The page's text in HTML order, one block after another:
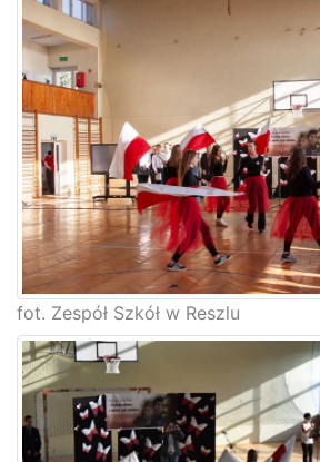
fot. Zespół Szkół w Reszlu